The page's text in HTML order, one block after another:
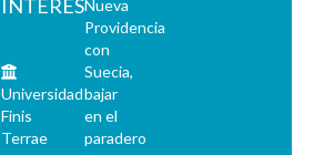
INTERÉS
Universidad
Finis
Terrae
Nueva
Providencia
con
Suecia,
bajar
en el
paradero